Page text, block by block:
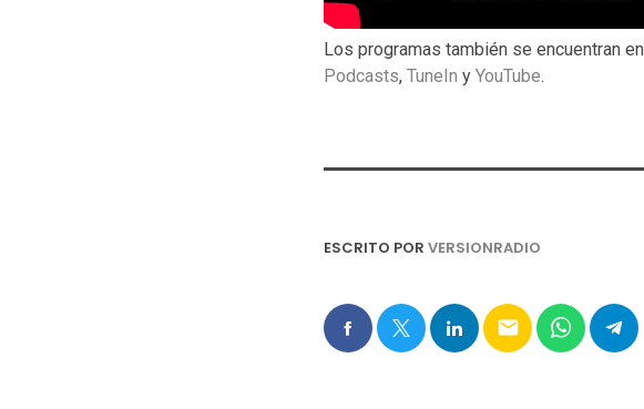
Los programas también se encuentran en
Podcasts, TuneIn y YouTube.
ESCRITO POR VERSIONRADIO
email